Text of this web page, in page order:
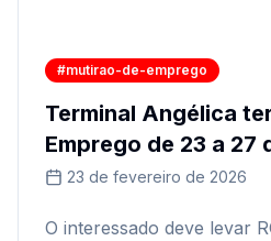
#mutirao-de-emprego
Terminal Angélica
Emprego de 23 a 27
23 de fevereiro de 2026
O interessado deve levar